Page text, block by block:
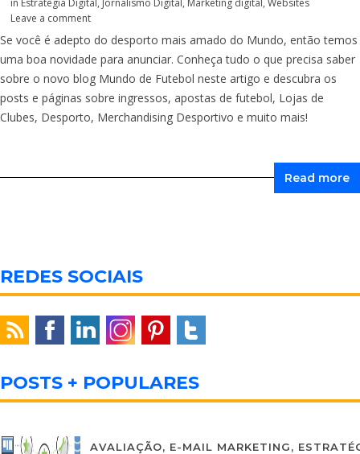
in Estratégia Digital, Jornalismo Digital, Marketing digital, Websites
Leave a comment
Se você é adepto do desporto mais amado do Mundo, então temos
uma boa novidade para anunciar. Conheça tudo o que precisa saber
sobre o novo blog Mundo de Futebol neste artigo e descubra os
posts e páginas sobre ingressos, apostas de futebol, Lojas de
Clubes, Desporto, Merchandising Desportivo e muito mais!
Read more
REDES SOCIAIS
POSTS + POPULARES
AVALIAÇÃO, E-MAIL MARKETING,